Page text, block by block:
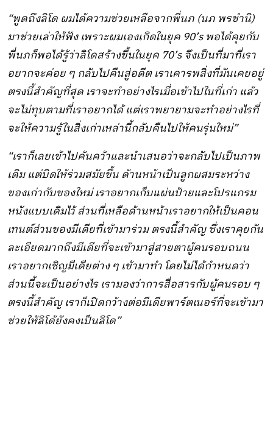
“พูดถึงลิโด ผมได้ความช่วยเหลือจากพี่นภ (นภ พรชำนิ)
มาช่วยเล่าให้ฟัง เพราะผมเองเกิดในยุค 90’s พอได้คุยกับ
พี่นภก็พอได้รู้ว่าลิโดสร้างขึ้นในยุค 70’s จึงเป็นที่มาที่เรา
อยากจะค่อย ๆ กลับไปคืนสู่อดีต เราเคารพสิ่งที่มันเคยอยู่
ตรงนี้สำคัญที่สุด เราจะทำอย่างไรเมื่อเข้าไปในที่เก่า แล้ว
จะไม่ทุบตามที่เราอยากได้ แต่เราพยายามจะทำอย่างไรที่
จะให้ความรู้ในสิ่งเก่าเหล่านี้กลับคืนไปให้คนรุ่นใหม่”
“เราก็เลยเข้าไปค้นคว้าและนำเสนอว่าจะกลับไปเป็นภาพ
เดิม แต่บิดให้ร่วมสมัยขึ้น ด้านหน้าเป็นลูกผสมระหว่าง
ของเก่ากับของใหม่ เราอยากเก็บแผ่นป้ายและโปรแกรม
หนังแบบเดิมไว้ ส่วนที่เหลือด้านหน้าเราอยากให้เป็นคอน
เทนต์ส่วนของมีเดียที่เข้ามาร่วม ตรงนี้สำคัญ ซึ่งเราคุยกัน
ละเอียดมากถึงมีเดียที่จะเข้ามาสู่สายตาผู้คนรอบถนน
เราอยากเชิญมีเดียต่าง ๆ เข้ามาทำ โดยไม่ได้กำหนดว่า
ส่วนนี้จะเป็นอย่างไร เรามองว่าการสื่อสารกับผู้คนรอบ ๆ
ตรงนี้สำคัญ เราก็เปิดกว้างต่อมีเดียพาร์ตเนอร์ที่จะเข้ามา
ช่วยให้ลิโด้ยังคงเป็นลิโด”